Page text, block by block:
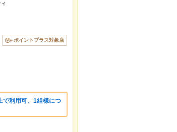
ポイントプラス対象店
で利用可、1組様につ